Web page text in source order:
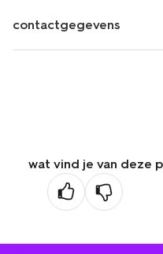
contactgegevens
wat vind je van deze